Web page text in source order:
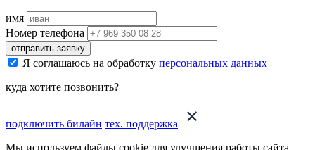
имя
Номер телефона
отправить заявку
Я соглашаюсь на обработку персональных данных
куда хотите позвонить?
подключить билайн тех. поддержка
Мы используем файлы cookie для улучшения работы сайта.